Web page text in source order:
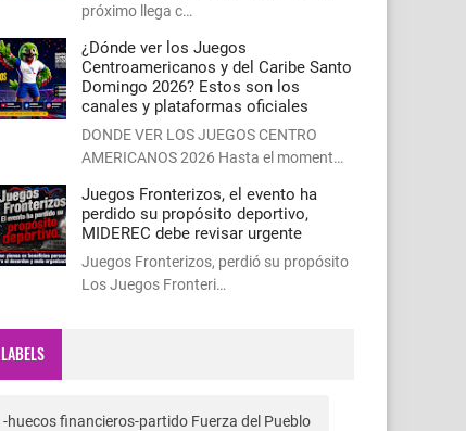
próximo llega c…
¿Dónde ver los Juegos
Centroamericanos y del Caribe Santo
Domingo 2026? Estos son los
canales y plataformas oficiales
DONDE VER LOS JUEGOS CENTRO
AMERICANOS 2026 Hasta el moment…
Juegos Fronterizos, el evento ha
perdido su propósito deportivo,
MIDEREC debe revisar urgente
Juegos Fronterizos, perdió su propósito
Los Juegos Fronteri…
LABELS
-huecos financieros-partido Fuerza del Pueblo